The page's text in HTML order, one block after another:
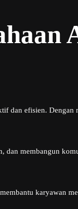
dan efisien.
dan membangun
karyawan